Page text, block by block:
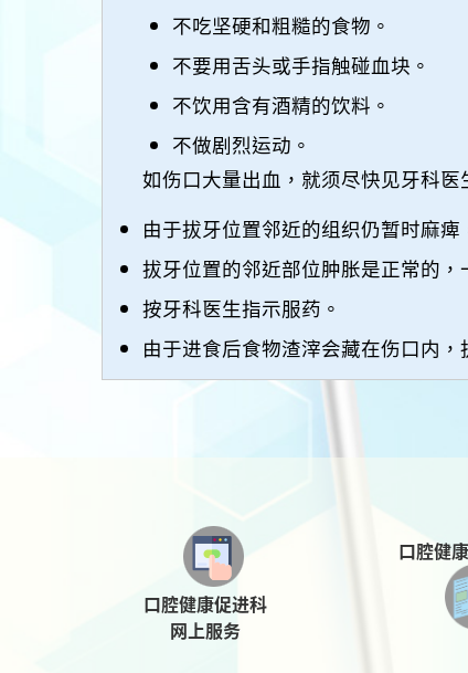
不吃坚硬和粗糙的食物。
不要用舌头或手指触碰血块。
不饮用含有酒精的饮料。
不做剧烈运动。
如伤口大量出血，就须尽快见牙科
由于拔牙位置邻近的组织仍暂时麻
拔牙位置的邻近部位肿胀是正常的
按牙科医生指示服药。
由于进食后食物渣滓会藏在伤口内
口腔健康促进科
网上服务
口腔健